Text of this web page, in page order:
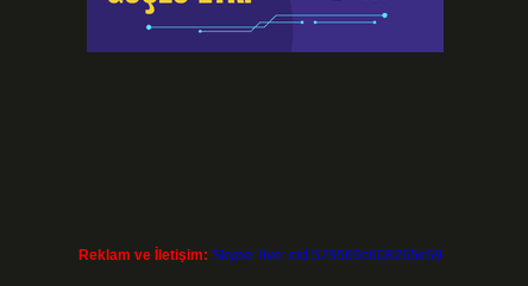
Reklam ve İletişim: Skype: live:.cid.575569c608265c69